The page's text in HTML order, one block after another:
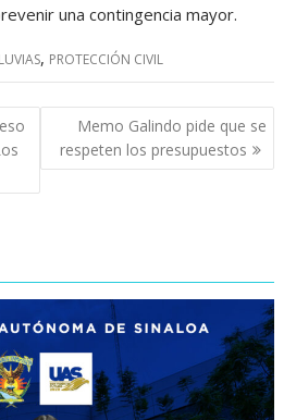
una contingencia mayor.
, PROTECCIÓN CIVIL
Memo Galindo pide que se
respeten los presupuestos